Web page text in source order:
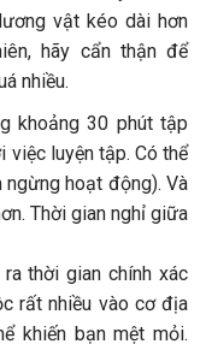
vật kéo dài hơn
hãy cẩn thận để
nhiều.
khoảng 30 phút tập
việc luyện tập. Có thể
hoạt động). Và
Thời gian nghỉ giữa
thời gian chính xác
rất nhiều vào cơ địa
khiến bạn mệt mỏi.